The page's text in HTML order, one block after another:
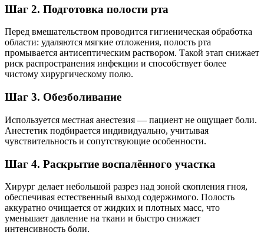
Шаг 2. Подготовка полости рта
Перед вмешательством проводится гигиеническая обработка
области: удаляются мягкие отложения, полость рта
промывается антисептическим раствором. Такой этап снижает
риск распространения инфекции и способствует более
чистому хирургическому полю.
Шаг 3. Обезболивание
Используется местная анестезия — пациент не ощущает боли.
Анестетик подбирается индивидуально, учитывая
чувствительность и сопутствующие особенности.
Шаг 4. Раскрытие воспалённого участка
Хирург делает небольшой разрез над зоной скопления гноя,
обеспечивая естественный выход содержимого. Полость
аккуратно очищается от жидких и плотных масс, что
уменьшает давление на ткани и быстро снижает
интенсивность боли.